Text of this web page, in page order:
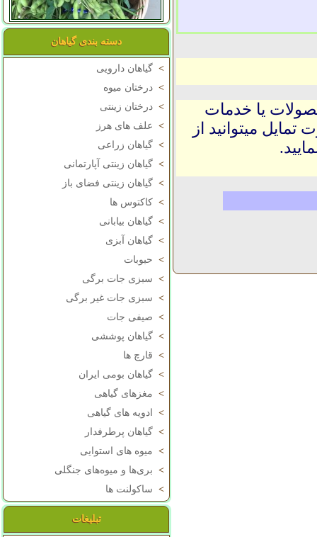
دسته بندی گیاهان
> گیاهان دارویی
> درختان میوه
> درختان زینتی
> علف های هرز
> گیاهان زراعی
> گیاهان زینتی آپارتمانی
> گیاهان زینتی فضای باز
> کاکتوس ها
> گیاهان بیابانی
> گیاهان آبزی
> حبوبات
> سبزی جات برگی
> سبزی جات غیر برگی
> صیفی جات
> گیاهان پوششی
> قارچ ها
> گیاهان بومی ایران
> مغزهای گیاهی
>
ادویه های گیاهی
> گیاهان پرطرفدار
> میوه های استوایی
> بری‌ها و میوه‌های جنگلی
> ساکولنت ها
تبلیغات
یا خدمات
میتوانید از